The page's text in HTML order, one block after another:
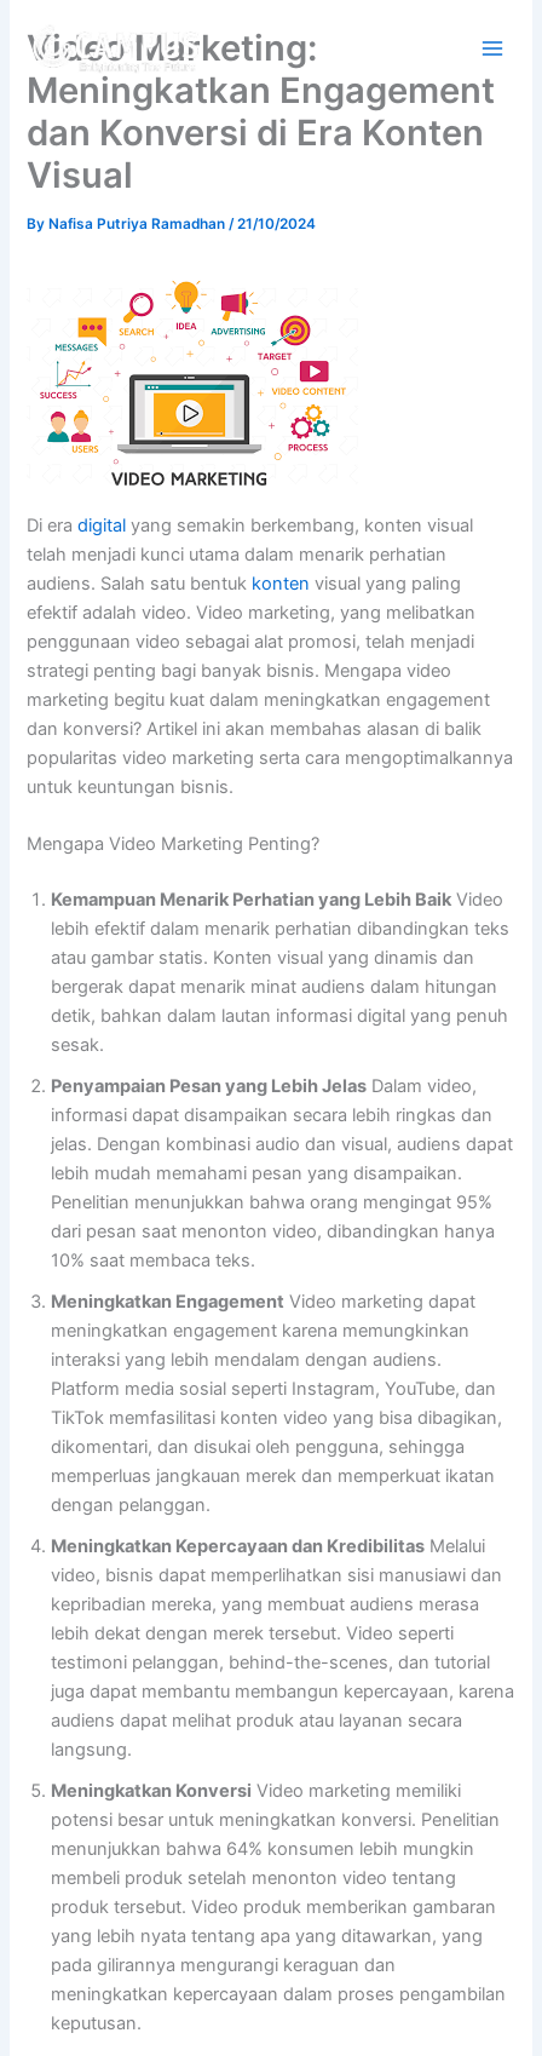
content
Video Marketing:
Meningkatkan Engagement
dan Konversi di Era Konten
Visual
ByNafisa Putriya Ramadhan/21/10/2024
Di eradigital yang semakin berkembang, konten visual
telah menjadi kunci utama dalam menarik perhatian
audiens. Salah satu bentuk konten visual yang paling
efektif adalah video. Video marketing, yang melibatkan
penggunaan video sebagai alat promosi, telah menjadi
strategi penting bagi banyak bisnis. Mengapa video
marketing begitu kuat dalam meningkatkan engagement
dan konversi? Artikel ini akan membahas alasan di balik
popularitas video marketing serta cara mengoptimalkannya
untuk keuntungan bisnis.
Mengapa Video Marketing Penting?
Kemampuan Menarik Perhatian yang Lebih Baik Video
lebih efektif dalam menarik perhatian dibandingkan teks
atau gambar statis. Konten visual yang dinamis dan
bergerak dapat menarik minat audiens dalam hitungan
detik, bahkan dalam lautan informasi digital yang penuh
sesak.
Penyampaian Pesan yang Lebih Jelas Dalam video,
informasi dapat disampaikan secara lebih ringkas dan
jelas. Dengan kombinasi audio dan visual, audiens dapat
lebih mudah memahami pesan yang disampaikan.
Penelitian menunjukkan bahwa orang mengingat 95%
dari pesan saat menonton video, dibandingkan hanya
10% saat membaca teks.
Meningkatkan Engagement Video marketing dapat
meningkatkan engagement karena memungkinkan
interaksi yang lebih mendalam dengan audiens.
Platform media sosial seperti Instagram, YouTube, dan
TikTok memfasilitasi konten video yang bisa dibagikan,
dikomentari, dan disukai oleh pengguna, sehingga
memperluas jangkauan merek dan memperkuat ikatan
dengan pelanggan.
Meningkatkan Kepercayaan dan Kredibilitas Melalui
video, bisnis dapat memperlihatkan sisi manusiawi dan
kepribadian mereka, yang membuat audiens merasa
lebih dekat dengan merek tersebut. Video seperti
testimoni pelanggan, behind-the-scenes, dan tutorial
juga dapat membantu membangun kepercayaan, karena
audiens dapat melihat produk atau layanan secara
langsung.
Meningkatkan Konversi Video marketing memiliki
potensi besar untuk meningkatkan konversi. Penelitian
menunjukkan bahwa 64% konsumen lebih mungkin
membeli produk setelah menonton video tentang
produk tersebut. Video produk memberikan gambaran
yang lebih nyata tentang apa yang ditawarkan, yang
pada gilirannya mengurangi keraguan dan
meningkatkan kepercayaan dalam proses pengambilan
keputusan.